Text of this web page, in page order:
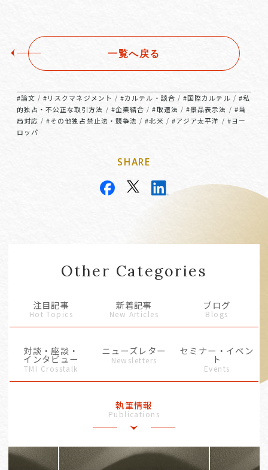
一覧へ戻る
#論文 /#リスクマネジメント /#カルテル・談合 /#国際カルテル / #私
的独占・不公正な取引方法 / #企業結合 /#取適法 /#景品表示法 / #当
局対応 /#その他独占禁止法・競争法 /#北米 / #アジア太平洋 / #ヨー
ロッパ
SHARE
Other Categories
注目記事
Hot Topics
新着記事
New Articles
ブログ
Blogs
対談・座談・
インタビュー
TMI Crosstalk
ニューズレター
Newsletters
セミナー・イベン
ト
Events
執筆情報
Publications